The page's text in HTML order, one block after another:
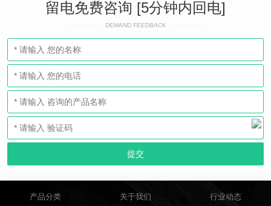
留电免费咨询 [5分钟内回电]
DEMAND FEEDBACK
产品分类 关于我们 行业动态